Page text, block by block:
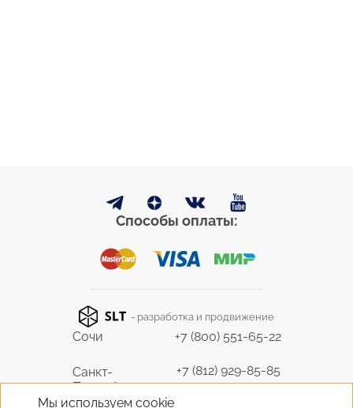
Мы используем cookie
Способы оплаты:
- разработка и продвижение
Сочи +7 (800) 551-65-22
Санкт-
Петербург
+7 (812) 929-85-85
9298585@bk.ru